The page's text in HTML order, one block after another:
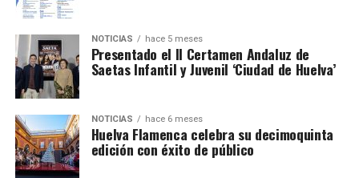
NOTICIAS hace 5 meses
Presentado el II Certamen Andaluz de
Saetas Infantil y Juvenil ‘Ciudad de Huelva’
NOTICIAS hace 6 meses
Huelva Flamenca celebra su decimoquinta
edición con éxito de público